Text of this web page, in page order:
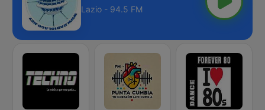
Lazio - 94.5 FM